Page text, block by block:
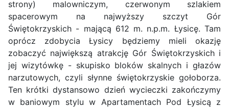
strony) malowniczym, czerwonym szlakiem
spacerowym na najwyższy szczyt Gór
Świętokrzyskich - mającą 612 m. n.p.m. Łysicę. Tam
oprócz zdobycia Łysicy będziemy mieli okazję
zobaczyć największą atrakcję Gór Świętokrzyskich i
jej wizytówkę - skupisko bloków skalnych i głazów
narzutowych, czyli słynne świętokrzyskie gołoborza.
Ten krótki dystansowo dzień wycieczki zakończymy
w baniowym stylu w Apartamentach Pod Łysicą z